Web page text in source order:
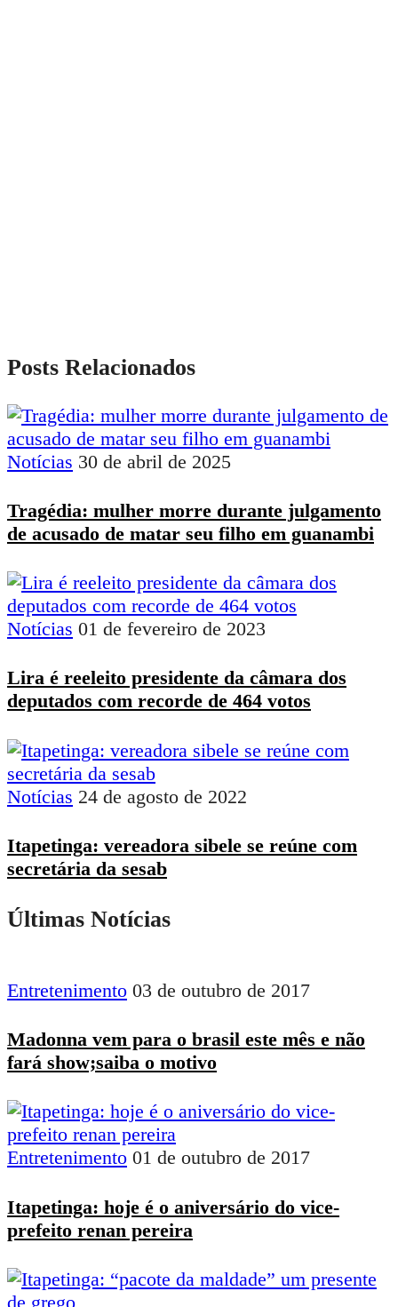
Posts Relacionados
Notícias 30 de abril de 2025
Tragédia: mulher morre durante julgamento
de acusado de matar seu filho em guanambi
Notícias 01 de fevereiro de 2023
Lira é reeleito presidente da câmara dos
deputados com recorde de 464 votos
Notícias 24 de agosto de 2022
Itapetinga: vereadora sibele se reúne com
secretária da sesab
Últimas Notícias
Entretenimento 03 de outubro de 2017
Madonna vem para o brasil este mês e não
fará show;saiba o motivo
Entretenimento 01 de outubro de 2017
Itapetinga: hoje é o aniversário do vice-
prefeito renan pereira